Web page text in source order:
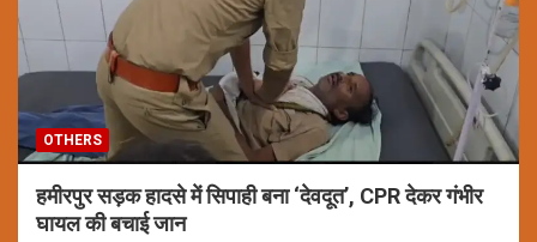
OTHERS
हमीरपुर सड़क हादसे में सिपाही बना ‘देवदूत’, CPR देकर गंभीर
घायल की बचाई जान